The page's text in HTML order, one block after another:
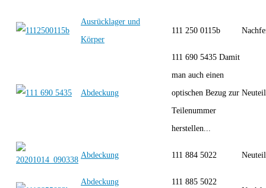
Ausrücklager und
Körper
111 250 0115b
Abdeckung
111 690 5435 Damit
man auch einen
optischen Bezug zur
Teilenummer
herstellen...
Abdeckung 111 884 5022
Abdeckung
111 885 5022